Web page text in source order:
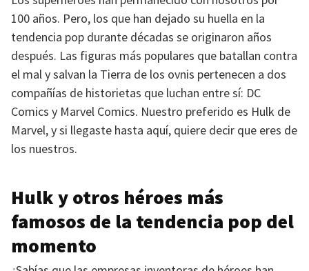
100 años. Pero, los que han dejado su huella en la
tendencia pop durante décadas se originaron años
después. Las figuras más populares que batallan contra
el mal y salvan la Tierra de los ovnis pertenecen a dos
compañías de historietas que luchan entre sí: DC
Comics y Marvel Comics. Nuestro preferido es Hulk de
Marvel, y si llegaste hasta aquí, quiere decir que eres de
los nuestros.
Hulk y otros héroes más
famosos de la tendencia pop del
momento